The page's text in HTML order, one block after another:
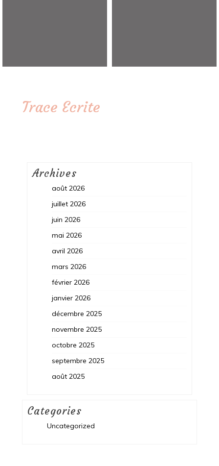
Trace Ecrite
Archives
août 2026
juillet 2026
juin 2026
mai 2026
avril 2026
mars 2026
février 2026
janvier 2026
décembre 2025
novembre 2025
octobre 2025
septembre 2025
août 2025
Categories
Uncategorized